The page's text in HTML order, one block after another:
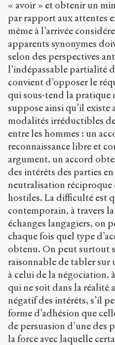
« avoir » et obtenir un
par rapport aux attentes
même à l’arrivée
apparents synonymes
selon des perspectives
l’indépassable partialité
convient d’opposer le
qui sous-tend la pratique
suppose ainsi qu’il existe
modalités irréductibles
entre les hommes : un
reconnaissance libre et
argument, un accord
des intérêts des parties
neutralisation réciproque
hostiles. La difficulté est
contemporain, à travers
échanges langagiers, on
chaque fois quel type
obtenu. On peut surtout
raisonnable de tabler sur
à celui de la négociation,
qui ne soit dans la réalité
négatif des intérêts, s’il
forme d’adhésion que
de persuasion d’une des
la force avec laquelle